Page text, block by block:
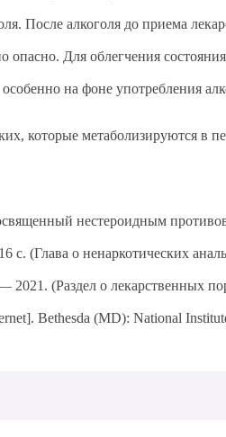
После алкоголя до приема
опасно. Для облегчения
на фоне употребления
которые метаболизируются в
нестероидным
(Глава о ненаркотических
2021. (Раздел о лекарственных
Bethesda (MD): National